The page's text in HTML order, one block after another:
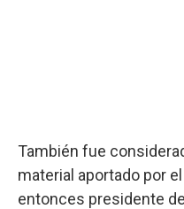
También fue
material aportado por
entonces presidente